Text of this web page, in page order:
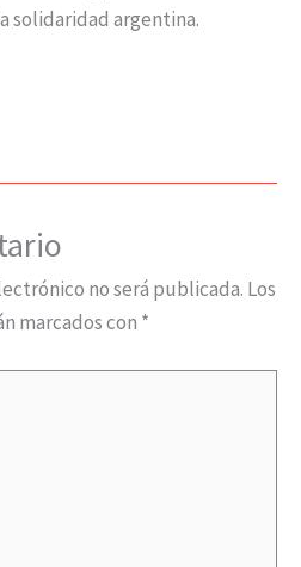
solidaridad argentina.
no será publicada. Los
marcados con *